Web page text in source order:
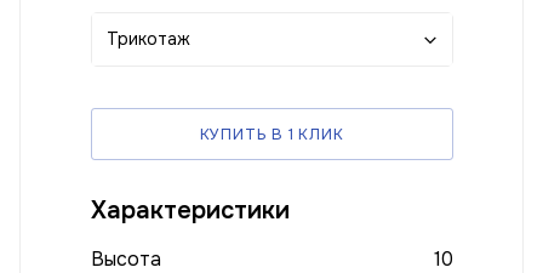
Трикотаж
КУПИТЬ В 1 КЛИК
Характеристики
Высота
10